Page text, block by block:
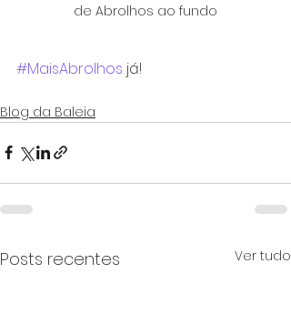
de Abrolhos ao fundo
#MaisAbrolhos já!
Blog da Baleia
Posts recentes Ver tudo